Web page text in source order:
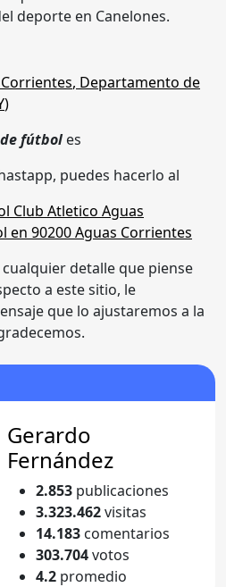
deporte en Canelones.
, Departamento de
)
fútbol es
puedes hacerlo al
detalle que piense
a este sitio, le
que lo ajustaremos a la
Gerardo
Fernández
2.853 publicaciones
3.323.462visitas
14.183 comentarios
303.704votos
4.2 promedio